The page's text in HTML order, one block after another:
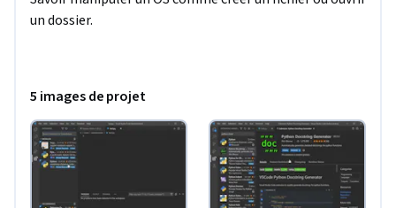
un dossier.
5 images de projet